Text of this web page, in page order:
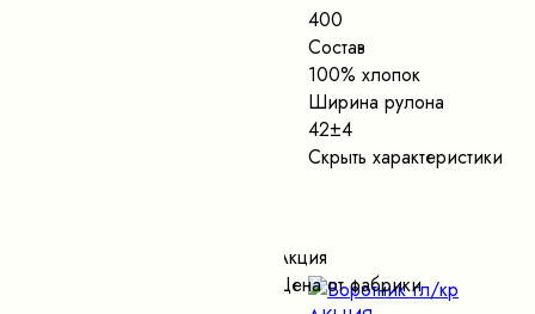
400
Состав
100% хлопок
Ширина рулона
42±4
Скрыть характеристики
Акция
Цена от фабрики